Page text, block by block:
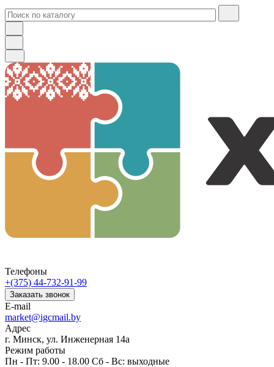
Телефоны
+(375) 44-732-91-99
Заказать звонок
E-mail
market@igcmail.by
Адрес
г. Минск, ул. Инженерная 14а
Режим работы
Пн - Пт: 9.00 - 18.00 Сб - Вс: выходные